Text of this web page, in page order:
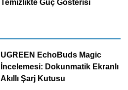
Temizlikte Güç Gösterisi
UGREEN EchoBuds Magic
İncelemesi: Dokunmatik Ekranlı
Akıllı Şarj Kutusu